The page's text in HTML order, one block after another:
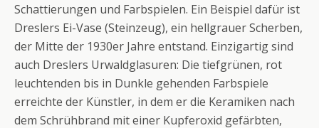
Schattierungen und Farbspielen. Ein Beispiel dafür ist
Dreslers Ei-Vase (Steinzeug), ein hellgrauer Scherben,
der Mitte der 1930er Jahre entstand. Einzigartig sind
auch Dreslers Urwaldglasuren: Die tiefgrünen, rot
leuchtenden bis in Dunkle gehenden Farbspiele
erreichte der Künstler, in dem er die Keramiken nach
dem Schrühbrand mit einer Kupferoxid gefärbten,